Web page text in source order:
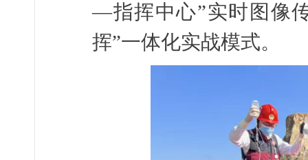
—指挥中心”实时图像
挥”一体化实战模式。